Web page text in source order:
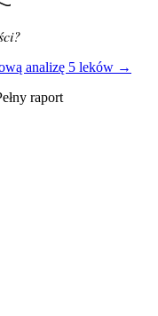
analizę 5 leków →
raport